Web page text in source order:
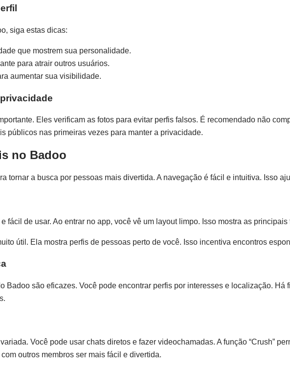
siga estas dicas:
que mostrem sua personalidade.
para atrair outros usuários.
aumentar sua visibilidade.
Eles verificam as fotos para evitar perfis falsos. É recomendado não
públicos nas primeiras vezes para manter a privacidade.
no Badoo
tornar a busca por pessoas mais divertida. A navegação é fácil e intuitiva. Isso
fácil de usar. Ao entrar no app, você vê um layout limpo. Isso mostra as
útil. Ela mostra perfis de pessoas perto de você. Isso incentiva encontros
Badoo são eficazes. Você pode encontrar perfis por interesses e localização. Há
Você pode usar chats diretos e fazer videochamadas. A função “Crush”
outros membros ser mais fácil e divertida.